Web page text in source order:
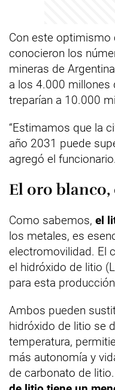
Con este
conocieron los
mineras de
a los 4.000 millones
treparían a 10.000
“Estimamos que la
año 2031 puede
agregó el funcionario.
El oro
Como sabemos, el
los metales, es
electromovilidad. El
el hidróxido de litio
para esta
Ambos pueden
hidróxido de litio se
temperatura,
más autonomía y
de carbonato de